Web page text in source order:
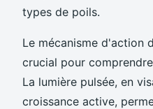
types de poils.
Le mécanisme d'action
crucial pour
La lumière pulsée, en
croissance active,